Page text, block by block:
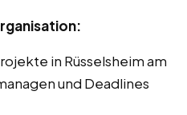
in Rüsselsheim am
und Deadlines